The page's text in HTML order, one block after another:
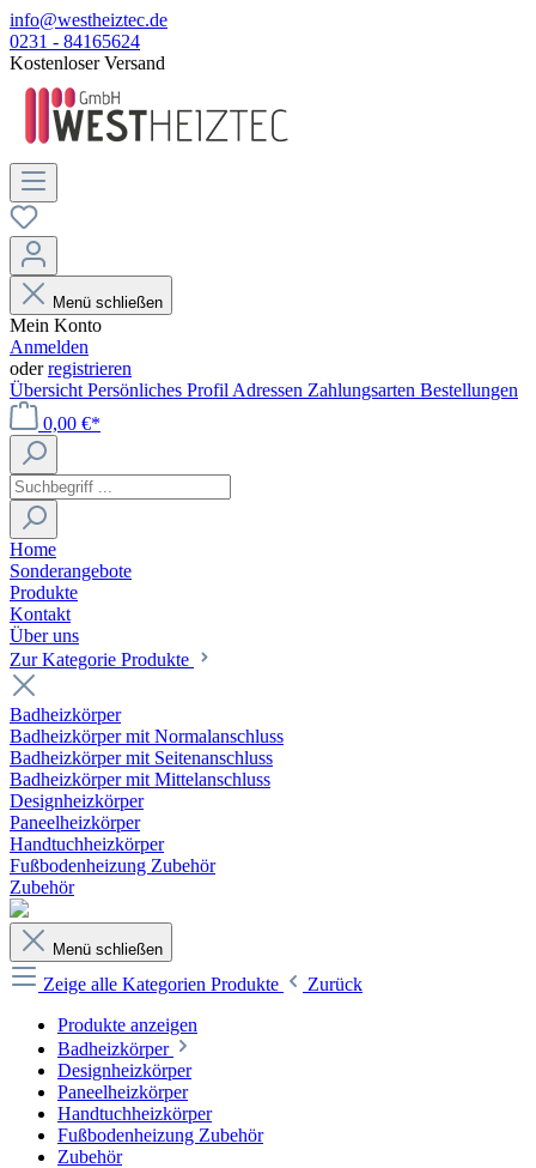
info@westheiztec.de
0231 - 84165624
Kostenloser Versand
Menü schließen
Mein Konto
Anmelden
oderregistrieren
Übersicht Persönliches Profil Adressen Zahlungsarten Bestellungen
0,00 €*
Home
Sonderangebote
Produkte
Kontakt
Über uns
Zur Kategorie Produkte
Badheizkörper
Badheizkörper mit Normalanschluss
Badheizkörper mit Seitenanschluss
Badheizkörper mit Mittelanschluss
Designheizkörper
Paneelheizkörper
Handtuchheizkörper
Fußbodenheizung Zubehör
Zubehör
Menü schließen
Zeige alle Kategorien Produkte
Zurück
Produkte anzeigen
Badheizkörper
Designheizkörper
Paneelheizkörper
Handtuchheizkörper
Fußbodenheizung Zubehör
Zubehör